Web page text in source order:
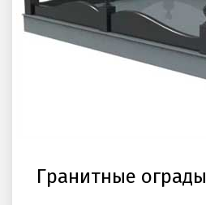
Гранитные ограды